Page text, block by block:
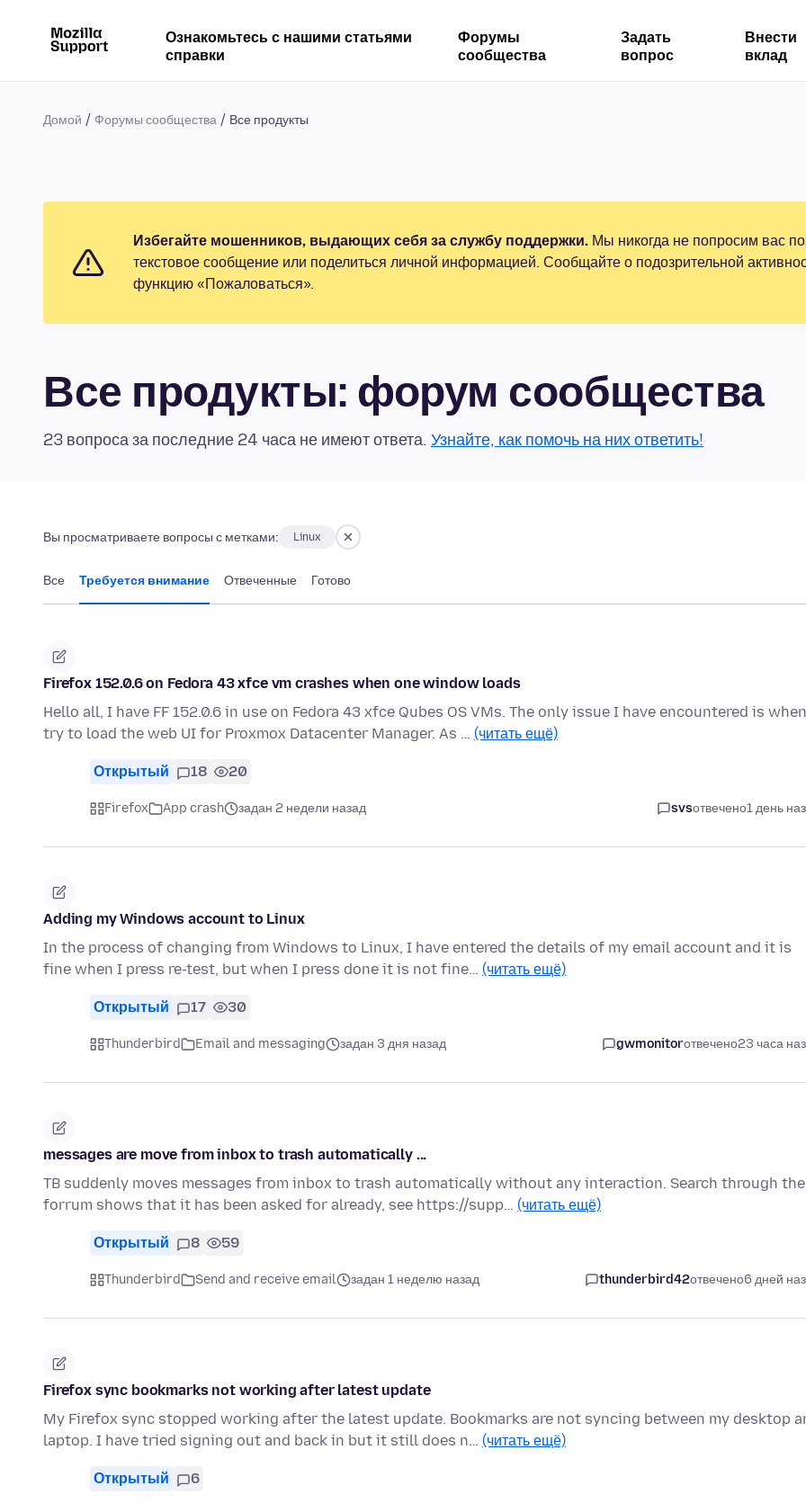
Ознакомьтесь с нашими статьями
справки
Форумы
сообщества
Задать
вопрос
Внести
вклад
Домой Форумы сообщества Все продукты
Избегайте мошенников, выдающих себя за службу поддержки. Мы никогда не попросим вас
текстовое сообщение или поделиться личной информацией. Сообщайте о подозрительной
функцию «Пожаловаться».
Все продукты: форум сообщества
23 вопроса за последние 24 часа не имеют ответа. Узнайте, как помочь на них ответить!
Вы просматриваете вопросы с метками: Linux
Все Требуется внимание Отвеченные Готово
Firefox 152.0.6 on Fedora 43 xfce vm crashes when one window loads
Hello all, I have FF 152.0.6 in use on Fedora 43 xfce Qubes OS VMs. The only issue I have encountered is
try to load the web UI for Proxmox Datacenter Manager. As … (читать ещё)
Открытый 18 20
Firefox App crash задан 2 недели назад svsотвечено1 день
Adding my Windows account to Linux
In the process of changing from Windows to Linux, I have entered the details of my email account and it is
fine when I press re-test, but when I press done it is not fine… (читать ещё)
Открытый 17 30
Thunderbird Email and messaging задан 3 дня назад gwmonitorотвечено23 часа
messages are move from inbox to trash automatically ...
TB suddenly moves messages from inbox to trash automatically without any interaction. Search through the
forrum shows that it has been asked for already, see https://supp… (читать ещё)
Открытый 8 59
Thunderbird Send and receive email задан 1 неделю назад thunderbird42отвечено6 дней
Firefox sync bookmarks not working after latest update
My Firefox sync stopped working after the latest update. Bookmarks are not syncing between my desktop
laptop. I have tried signing out and back in but it still does n… (читать ещё)
Открытый 6